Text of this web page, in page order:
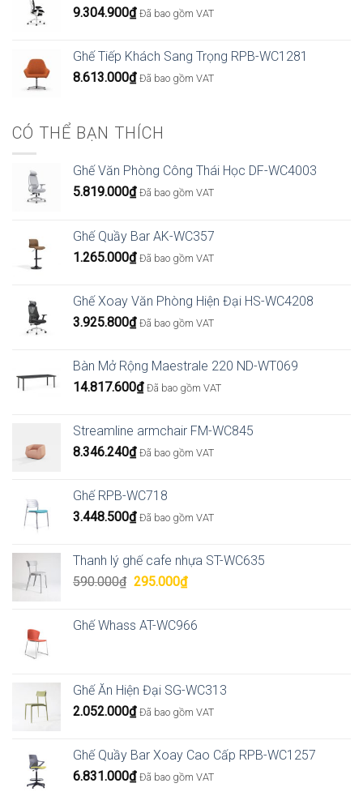
9.304.900₫ Đã bao gồm VAT
Ghế Tiếp Khách Sang Trọng RPB-WC1281
8.613.000₫ Đã bao gồm VAT
CÓ THỂ BẠN THÍCH
Ghế Văn Phòng Công Thái Học DF-WC4003
5.819.000₫ Đã bao gồm VAT
Ghế Quầy Bar AK-WC357
1.265.000₫ Đã bao gồm VAT
Ghế Xoay Văn Phòng Hiện Đại HS-WC4208
3.925.800₫ Đã bao gồm VAT
Bàn Mở Rộng Maestrale 220 ND-WT069
14.817.600₫ Đã bao gồm VAT
Streamline armchair FM-WC845
8.346.240₫ Đã bao gồm VAT
Ghế RPB-WC718
3.448.500₫ Đã bao gồm VAT
Thanh lý ghế cafe nhựa ST-WC635
590.000₫ Giá
590.000₫.
295.000₫Giá
là:
Ghế Whass AT-WC966
Ghế Ăn Hiện Đại SG-WC313
2.052.000₫ Đã bao gồm VAT
Ghế Quầy Bar Xoay Cao Cấp RPB-WC1257
6.831.000₫ Đã bao gồm VAT